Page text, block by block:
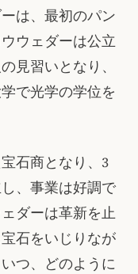
は、最初のパン
ウェダーは公立
見習いとなり、
で光学の学位を
石商となり、3
、事業は好調で
ダーは革新を止
石をいじりなが
つ、どのように